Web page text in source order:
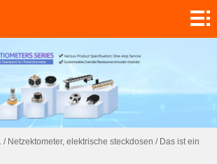
/ Netzektometer, elektrische steckdosen / Das ist ein